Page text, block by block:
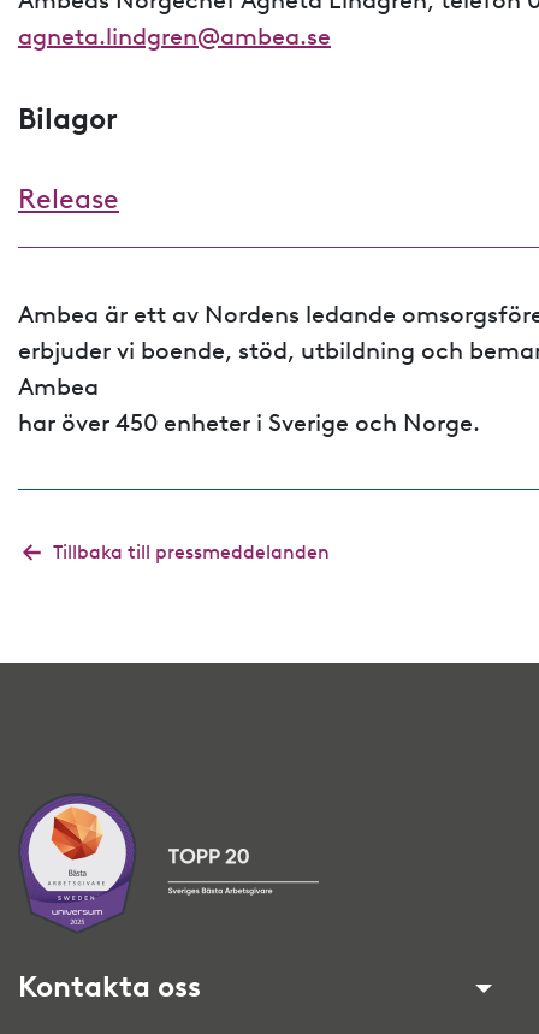
agneta.lindgren@ambea.se
Bilagor
Release
Ambea är ett av Nordens ledande
erbjuder vi boende, stöd, utbildning och
Ambea
har över 450 enheter i Sverige och Norge.
Tillbaka till pressmeddelanden
Kontakta oss